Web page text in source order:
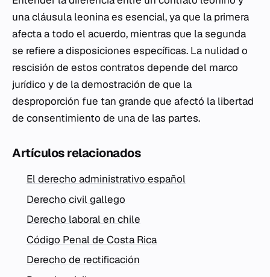
una cláusula leonina es esencial, ya que la primera
afecta a todo el acuerdo, mientras que la segunda
se refiere a disposiciones específicas. La nulidad o
rescisión de estos contratos depende del marco
jurídico y de la demostración de que la
desproporción fue tan grande que afectó la libertad
de consentimiento de una de las partes.
Artículos relacionados
El derecho administrativo español
Derecho civil gallego
Derecho laboral en chile
Código Penal de Costa Rica
Derecho de rectificación